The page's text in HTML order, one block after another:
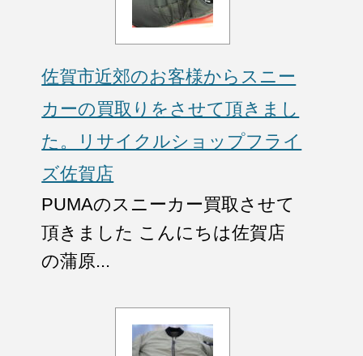
佐賀市近郊のお客様からスニー
カーの買取りをさせて頂きまし
た。リサイクルショップフライ
ズ佐賀店
PUMAのスニーカー買取させて
頂きました こんにちは佐賀店
の蒲原...